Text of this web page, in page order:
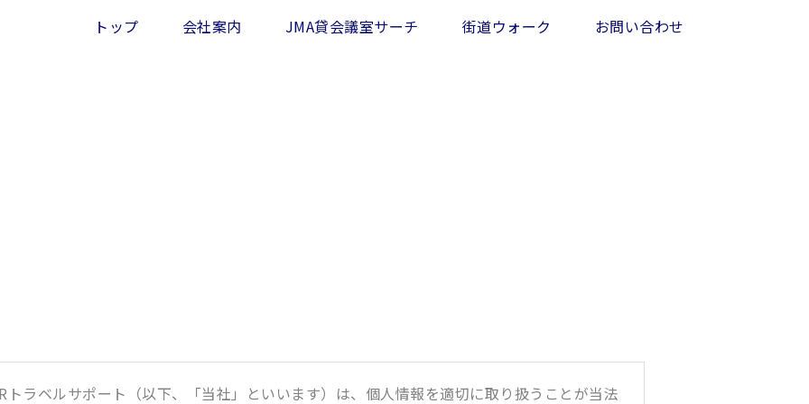
トップ 会社案内 JMA貸会議室サーチ 街道ウォーク お問い合わせ
トラベルサポート（以下、「当社」といいます）は、個人情報を適切に取り扱うことが当法